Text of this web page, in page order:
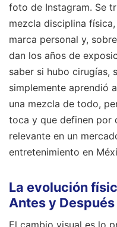
foto de Instagram. Se
mezcla disciplina
marca personal y,
dan los años de
saber si hubo cirugías,
simplemente aprendió
una mezcla de todo,
toca y que definen por
relevante en un
entretenimiento en
La evolución
Antes y Después
El cambio visual es lo